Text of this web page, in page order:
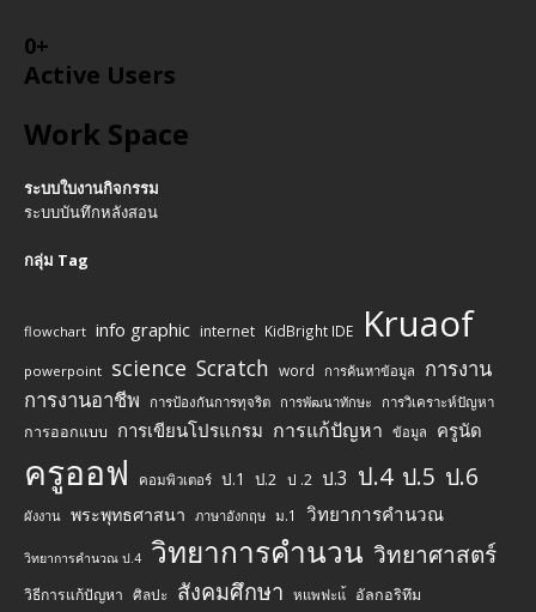
0+
Active Users
Work Space
ระบบใบงานกิจกรรม
ระบบบันทึกหลังสอน
กลุ่ม Tag
flowchart info graphic internet KidBright IDE Kruaof
powerpoint science Scratch word การค้นหาข้อมูล
การงาน
การงานอาชีพ
การป้องกันการทุจริต การพัฒนาทักษะ การวิเคราะห์ปัญหา
การออกแบบ การเขียนโปรแกรม การแก้ปัญหา ข้อมูล ครูนัด
ครูออฟ คอมพิวเตอร์ ป.1 ป.2 ป .2 ป.3 ป.4 ป.5 ป.6
ผังงาน พระพุทธศาสนา ภาษาอังกฤษ ม.1 วิทยาการคำนวณ
วิทยาการคำนวณ ป.4 วิทยาการคำนวน วิทยาศาสตร์
วิธีการแก้ปัญหา ศิลปะ สังคมศึกษา หแพฟะแ้ อัลกอริทึม